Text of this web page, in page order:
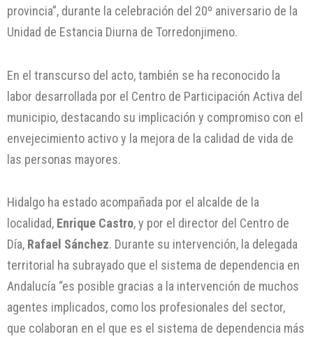
provincia”, durante la celebración del 20º aniversario de la
Unidad de Estancia Diurna de Torredonjimeno.
En el transcurso del acto, también se ha reconocido la
labor desarrollada por el Centro de Participación Activa del
municipio, destacando su implicación y compromiso con el
envejecimiento activo y la mejora de la calidad de vida de
las personas mayores.
Hidalgo ha estado acompañada por el alcalde de la
localidad, Enrique Castro, y por el director del Centro de
Día, Rafael Sánchez. Durante su intervención, la delegada
territorial ha subrayado que el sistema de dependencia en
Andalucía “es posible gracias a la intervención de muchos
agentes implicados, como los profesionales del sector,
que colaboran en el que es el sistema de dependencia más